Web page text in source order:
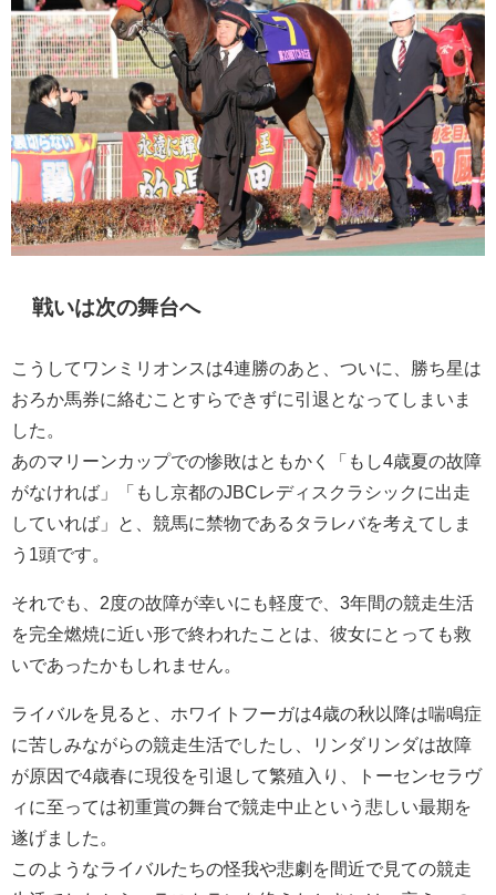
戦いは次の舞台へ
こうしてワンミリオンスは4連勝のあと、ついに、勝ち星は
おろか馬券に絡むことすらできずに引退となってしまいま
した。
あのマリーンカップでの惨敗はともかく「もし4歳夏の故障
がなければ」「もし京都のJBCレディスクラシックに出走
していれば」と、競馬に禁物であるタラレバを考えてしま
う1頭です。
それでも、2度の故障が幸いにも軽度で、3年間の競走生活
を完全燃焼に近い形で終われたことは、彼女にとっても救
いであったかもしれません。
ライバルを見ると、ホワイトフーガは4歳の秋以降は喘鳴症
に苦しみながらの競走生活でしたし、リンダリンダは故障
が原因で4歳春に現役を引退して繁殖入り、トーセンセラヴ
ィに至っては初重賞の舞台で競走中止という悲しい最期を
遂げました。
このようなライバルたちの怪我や悲劇を間近で見ての競走